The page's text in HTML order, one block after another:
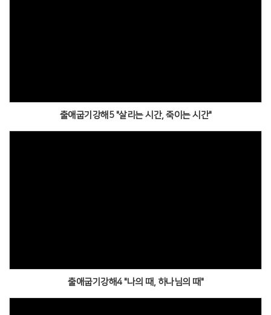
출애굽기강해5 "살리는 시간, 죽이는 시간"
출애굽기강해4 "나의 때, 하나님의 때"